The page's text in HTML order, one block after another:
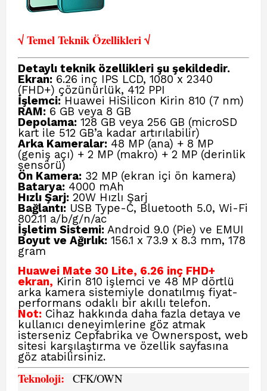
√ Temel Teknik Özellikleri √
Detaylı teknik özellikleri şu şekildedir.
Ekran: 6.26 inç IPS LCD, 1080 x 2340
(FHD+) çözünürlük, 412 PPI
İşlemci: Huawei HiSilicon Kirin 810 (7 nm)
RAM: 6 GB veya 8 GB
Depolama: 128 GB veya 256 GB (microSD
kart ile 512 GB’a kadar artırılabilir)
Arka Kameralar: 48 MP (ana) + 8 MP
(geniş açı) + 2 MP (makro) + 2 MP (derinlik
sensörü)
Ön Kamera: 32 MP (ekran içi ön kamera)
Batarya: 4000 mAh
Hızlı Şarj: 20W Hızlı Şarj
Bağlantı: USB Type-C, Bluetooth 5.0, Wi-Fi
802.11 a/b/g/n/ac
İşletim Sistemi: Android 9.0 (Pie) ve EMUI
Boyut ve Ağırlık: 156.1 x 73.9 x 8.3 mm, 178
gram
Huawei Mate 30 Lite, 6.26 inç FHD+
ekran, Kirin 810 işlemci ve 48 MP dörtlü
arka kamera sistemiyle donatılmış fiyat-
performans odaklı bir akıllı telefon.
Not: Cihaz hakkında daha fazla detaya ve
kullanıcı deneyimlerine göz atmak
isterseniz Cepfabrika ve Ownerspost, web
sitesi karşılaştırma ve özellik sayfasına
göz atabilirsiniz.
Teknoloji: CFK/OWN